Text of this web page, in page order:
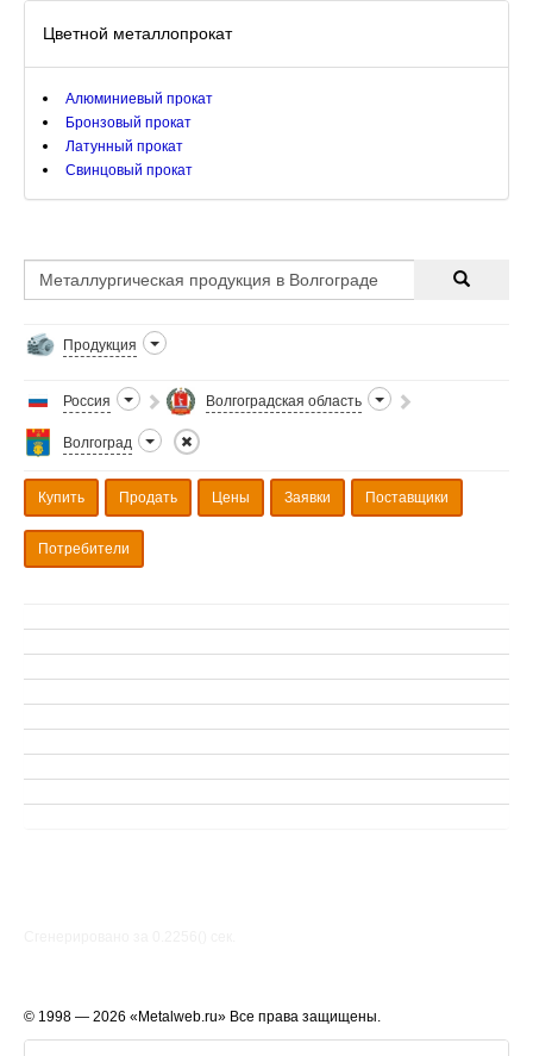
Цветной металлопрокат
Алюминиевый прокат
Бронзовый прокат
Латунный прокат
Свинцовый прокат
Продукция
Россия Волгоградская область
Волгоград
Купить Продать Цены Заявки Поставщики
Потребители
© 1998 — 2026 «Metalweb.ru» Все права защищены.